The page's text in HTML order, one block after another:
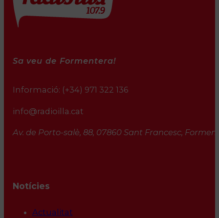
Sa veu de Formentera!
Informació: (+34) 971 322 136
info@radioilla.cat
Av. de Porto-salè, 88, 07860 Sant Francesc,
Notícies
Actualitat